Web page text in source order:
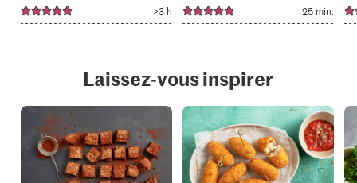
>3 h 25 min.
Laissez-vous inspirer